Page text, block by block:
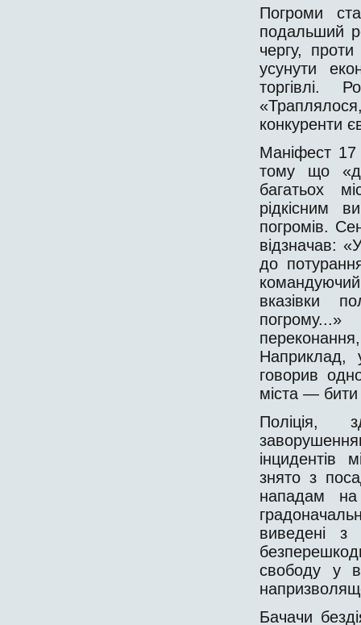
Погроми
подальший
чергу,
усунути
торгівлі.
конкуренти
Маніфест 17
тому що
багатьох
рідкісним
погромів.
відзначав:
до
вказівки
Наприклад,
говорив
міста —
Поліція,
інцидентів
знято з
нападам на
виведені з
свободу у
Бачачи